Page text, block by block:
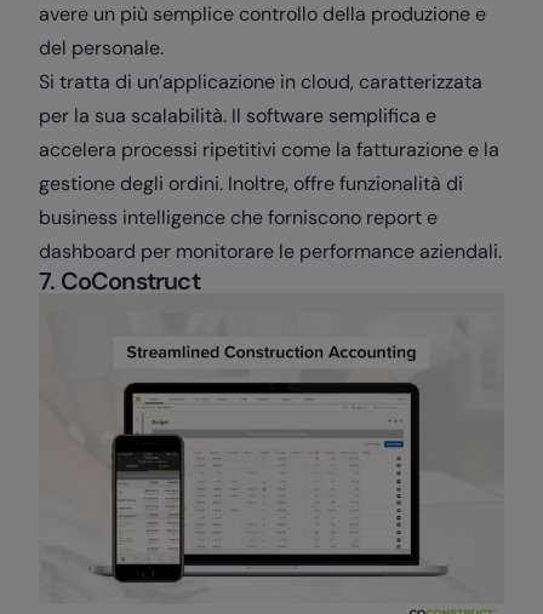
avere un più semplice controllo della produzione e
del personale.
Si tratta di un’applicazione in cloud, caratterizzata
per la sua scalabilità. Il software semplifica e
accelera processi ripetitivi come la fatturazione e la
gestione degli ordini. Inoltre, offre funzionalità di
business intelligence che forniscono report e
dashboard per monitorare le performance aziendali.
7. CoConstruct